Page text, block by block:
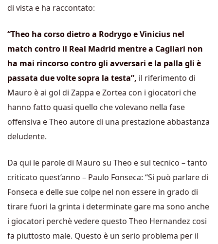
di vista e ha raccontato:
“Theo ha corso dietro a Rodrygo e Vinicius nel
match contro il Real Madrid mentre a Cagliari non
ha mai rincorso contro gli avversari e la palla gli è
passata due volte sopra la testa”, il riferimento di
Mauro è ai gol di Zappa e Zortea con i giocatori che
hanno fatto quasi quello che volevano nella fase
offensiva e Theo autore di una prestazione abbastanza
deludente.
Da qui le parole di Mauro su Theo e sul tecnico – tanto
criticato quest’anno – Paulo Fonseca: “Si può parlare di
Fonseca e delle sue colpe nel non essere in grado di
tirare fuori la grinta i determinate gare ma sono anche
i giocatori perchè vedere questo Theo Hernandez cosi
fa piuttosto male. Questo è un serio problema per il